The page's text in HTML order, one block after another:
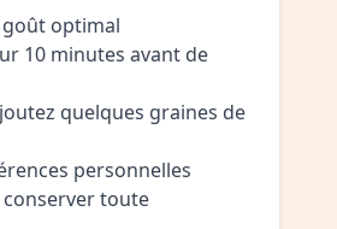
optimal
10 minutes avant de
quelques graines de
personnelles
toute